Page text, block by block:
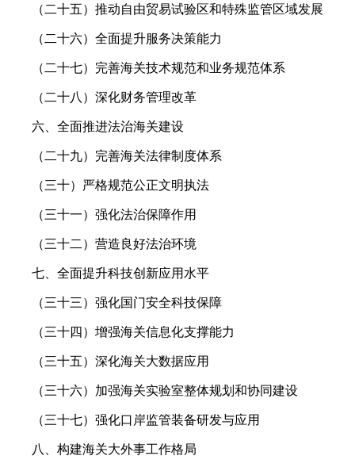
（二十五）推动自由贸易试验区和特殊监管区域发展
（二十六）全面提升服务决策能力
（二十七）完善海关技术规范和业务规范体系
（二十八）深化财务管理改革
六、全面推进法治海关建设
（二十九）完善海关法律制度体系
（三十）严格规范公正文明执法
（三十一）强化法治保障作用
（三十二）营造良好法治环境
七、全面提升科技创新应用水平
（三十三）强化国门安全科技保障
（三十四）增强海关信息化支撑能力
（三十五）深化海关大数据应用
（三十六）加强海关实验室整体规划和协同建设
（三十七）强化口岸监管装备研发与应用
八、构建海关大外事工作格局